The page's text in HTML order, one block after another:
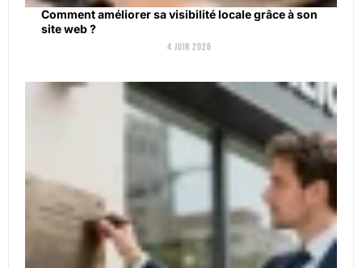
Comment améliorer sa visibilité locale grâce à son
site web ?
4 juin 2026